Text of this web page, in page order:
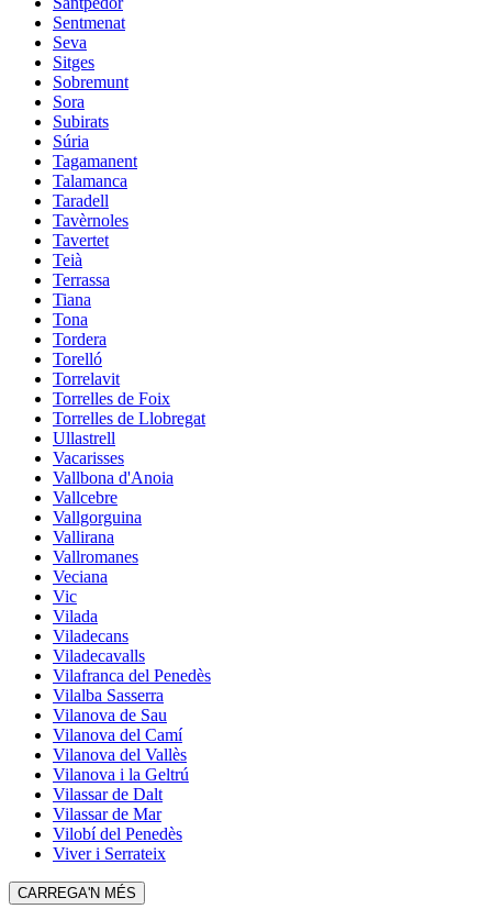
Sentmenat
Seva
Sitges
Sobremunt
Sora
Subirats
Súria
Tagamanent
Talamanca
Taradell
Tavèrnoles
Tavertet
Teià
Terrassa
Tiana
Tona
Tordera
Torelló
Torrelavit
Torrelles de Foix
Torrelles de Llobregat
Ullastrell
Vacarisses
Vallbona d'Anoia
Vallcebre
Vallgorguina
Vallirana
Vallromanes
Veciana
Vic
Vilada
Viladecans
Viladecavalls
Vilafranca del Penedès
Vilalba Sasserra
Vilanova de Sau
Vilanova del Camí
Vilanova del Vallès
Vilanova i la Geltrú
Vilassar de Dalt
Vilassar de Mar
Vilobí del Penedès
Viver i Serrateix
CARREGA'N MÉS